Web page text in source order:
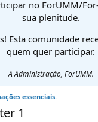
no ForUMM/
sua plenitude.
Esta comunidade
quem quer participar.
A Administração, ForUMM.
essenciais.
1